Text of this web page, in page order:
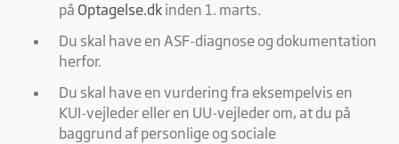
på Optagelse.dk inden 1. marts.
Du skal have en ASF-diagnose og dokumentation
herfor.
Du skal have en vurdering fra eksempelvis en
KUI-vejleder eller en UU-vejleder om, at du på
baggrund af personlige og sociale